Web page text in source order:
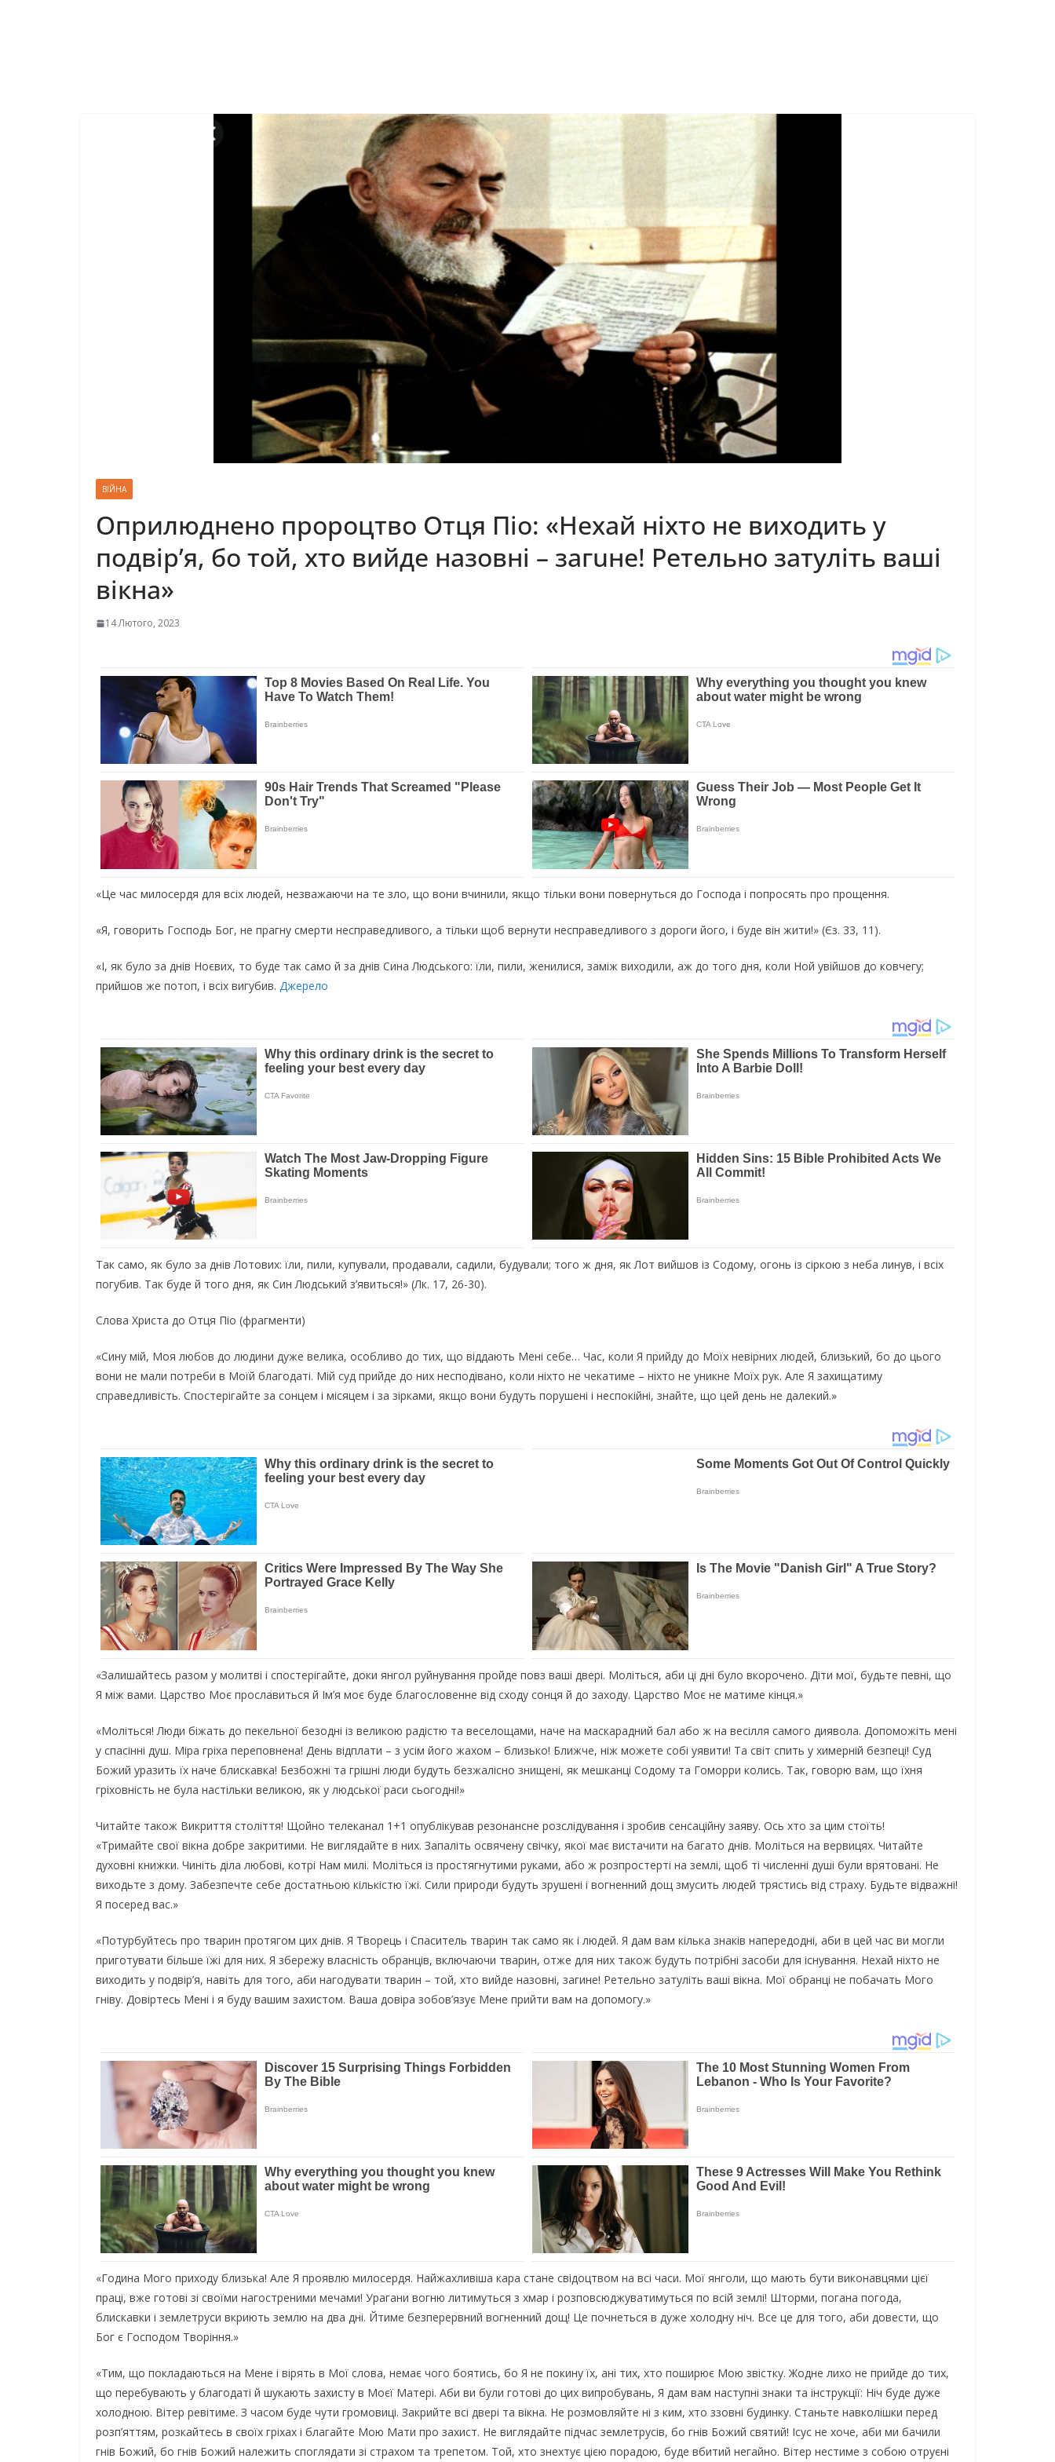
ВІЙНА
Оприлюднено пророцтво Отця Піо: «Нехай ніхто не виходить у
подвір’я, бо той, хто вийде назовні – загuне! Ретельно затуліть ваші
вікна»
14 Лютого, 2023
«Це час милосердя для всіх людей, незважаючи на те зло, що вони вчинили, якщо тільки вони повернуться до Господа і попросять про прощення.
«Я, говорить Господь Бог, не прагну смерти несправедливого, а тільки щоб вернути несправедливого з дороги його, і буде він жити!» (Єз. 33, 11).
«І, як було за днів Ноєвих, то буде так само й за днів Сина Людського: їли, пили, женилися, заміж виходили, аж до того дня, коли Ной увійшов до ковчегу;
прийшов же потоп, і всіх вигубив. Джерело
Так само, як було за днів Лотових: їли, пили, купували, продавали, садили, будували; того ж дня, як Лот вийшов із Содому, огонь із сіркою з неба линув, і всіх
погубив. Так буде й того дня, як Син Людський з’явиться!» (Лк. 17, 26-30).
Слова Христа до Отця Піо (фрагменти)
«Сину мій, Моя любов до людини дуже велика, особливо до тих, що віддають Мені себе… Час, коли Я прийду до Моїх невірних людей, близький, бо до цього
вони не мали потреби в Моїй благодаті. Мій суд прийде до них несподівано, коли ніхто не чекатиме – ніхто не уникне Моїх рук. Але Я захищатиму
справедливість. Спостерігайте за сонцем і місяцем і за зірками, якщо вони будуть порушені і неспокійні, знайте, що цей день не далекий.»
«Залишайтесь разом у молитві і спостерігайте, доки янгол руйнування пройде повз ваші двері. Моліться, аби ці дні було вкорочено. Діти мої, будьте певні, що
Я між вами. Царство Моє прославиться й Ім’я моє буде благословенне від сходу сонця й до заходу. Царство Моє не матиме кінця.»
«Моліться! Люди біжать до пекельної безодні із великою радістю та веселощами, наче на маскарадний бал або ж на весілля самого диявола. Допоможіть мені
у спасінні душ. Міра гріха переповнена! День відплати – з усім його жахом – близько! Ближче, ніж можете собі уявити! Та світ спить у химерній безпеці! Суд
Божий уразить їх наче блискавка! Безбожні та грішні люди будуть безжалісно знищені, як мешканці Содому та Гоморри колись. Так, говорю вам, що їхня
гріховність не була настільки великою, як у людської раси сьогодні!»
Читайте також Викриття століття! Щойно телеканал 1+1 опублікував резонансне розслідування і зробив сенсаційну заяву. Ось хто за цим стоїть!
«Тримайте свої вікна добре закритими. Не виглядайте в них. Запаліть освячену свічку, якої має вистачити на багато днів. Моліться на вервицях. Читайте
духовні книжки. Чиніть діла любові, котрі Нам милі. Моліться із простягнутими руками, або ж розпростерті на землі, щоб ті численні душі були врятовані. Не
виходьте з дому. Забезпечте себе достатньою кількістю їжі. Сили природи будуть зрушені і вогненний дощ змусить людей трястись від страху. Будьте відважні!
Я посеред вас.»
«Потурбуйтесь про тварин протягом цих днів. Я Творець і Спаситель тварин так само як і людей. Я дам вам кілька знаків напередодні, аби в цей час ви могли
приготувати більше їжі для них. Я збережу власність обранців, включаючи тварин, отже для них також будуть потрібні засоби для існування. Нехай ніхто не
виходить у подвір’я, навіть для того, аби нагодувати тварин – той, хто вийде назовні, загине! Ретельно затуліть ваші вікна. Мої обранці не побачать Мого
гніву. Довіртесь Мені і я буду вашим захистом. Ваша довіра зобов’язує Мене прийти вам на допомогу.»
«Година Мого приходу близька! Але Я проявлю милосердя. Найжахливіша кара стане свідоцтвом на всі часи. Мої янголи, що мають бути виконавцями цієї
праці, вже готові зі своїми нагостреними мечами! Урагани вогню литимуться з хмар і розповсюджуватимуться по всій землі! Шторми, погана погода,
блискавки і землетруси вкриють землю на два дні. Йтиме безперервний вогненний дощ! Це почнеться в дуже холодну ніч. Все це для того, аби довести, що
Бог є Господом Творіння.»
«Тим, що покладаються на Мене і вірять в Мої слова, немає чого боятись, бо Я не покину їх, ані тих, хто поширює Мою звістку. Жодне лихо не прийде до тих,
що перебувають у благодаті й шукають захисту в Моєї Матері. Аби ви були готові до цих випробувань, Я дам вам наступні знаки та інструкції: Ніч буде дуже
холодною. Вітер ревітиме. З часом буде чути громовиці. Закрийте всі двері та вікна. Не розмовляйте ні з ким, хто ззовні будинку. Станьте навколішки перед
розп’яттям, розкайтесь в своїх гріхах і благайте Мою Мати про захист. Не виглядайте підчас землетрусів, бо гнів Божий святий! Ісус не хоче, аби ми бачили
гнів Божий, бо гнів Божий належить споглядати зі страхом та трепетом. Той, хто знехтує цією порадою, буде вбитий негайно. Вітер нестиме з собою отруєні